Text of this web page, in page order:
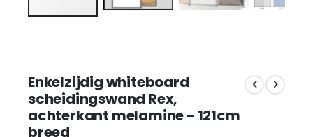
Enkelzijdig whiteboard
scheidingswand Rex,
achterkant melamine - 121cm
breed